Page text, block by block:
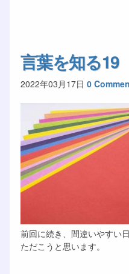
言葉を知る19
2022年03月17日 0
前回に続き、間違いやすい
ただこうと思います。